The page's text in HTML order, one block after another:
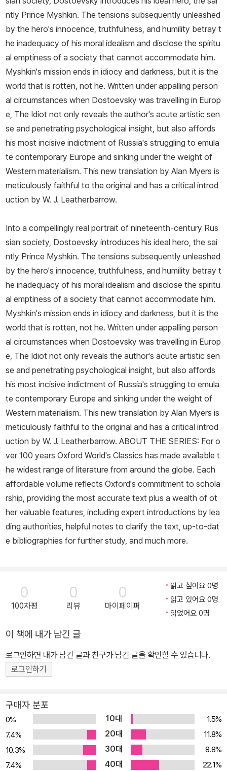
였던 미하일이 갑자기 사망한다. 1866년 잘못된 계약으로 급히 소설
을 완성해야 했던 작가는 속기사 안나 스니트키나를 고용하여 《도박
사》와 《죄와 벌》을 완성하고 이듬해 1867년 2월 속기사와 두 번째
로 결혼한다. 1867년 아내와 함께 4년이 넘는 기간 동안 유럽의 여
러 도시를 떠돌며 《백치》, 《영원한 남편》, 《악령》 등을 쓴다. 해외에
서 거주하는 동안 세 아이가 태어난다. 작가가 46세일 때 태어난 첫
달 소피야는 태어난 지 석 달 만에 사망한다. 작가에게 삶의 행복이 무
엇인지를 알게 해준 안나 스니트키나는 작가의 마지막 날까지 든든한
옆지기로 남는다. 1881년 1월 28일 《카라마조프가의 형제들》 2부를
구상하고 있던 도스토옙스키는 앓던 폐기종이 악화되어 숨을 거둔다.
1881년 2월 1일 장례식을 찾은 6만여명의 인파가 떠나는 작가의 마
지막을 지켜보았다. 도스토옙스키는 현재 상트페테르부르크 티흐빈
묘지에서 안식하고 있다. 대표작은 《가난한 사람들》, 《백야》, 《분
신》,《죽음의 집의 기록》, 《지하에서 쓴 회상록》, 《도박사》,《죄와
다.
ntly Prince Myshkin. The tensions subsequently unleashed
by the hero's innocence, truthfulness, and humility betray t
he inadequacy of his moral idealism and disclose the spiritu
al emptiness of a society that cannot accommodate him.
Myshkin's mission ends in idiocy and darkness, but it is the
world that is rotten, not he. Written under appalling person
al circumstances when Dostoevsky was travelling in Europ
e, The Idiot not only reveals the author's acute artistic sen
se and penetrating psychological insight, but also affords
his most incisive indictment of Russia's struggling to emula
te contemporary Europe and sinking under the weight of
Western materialism. This new translation by Alan Myers is
meticulously faithful to the original and has a critical introd
uction by W. J. Leatherbarrow.
Into a compellingly real portrait of nineteenth-century Rus
sian society, Dostoevsky introduces his ideal hero, the sai
ntly Prince Myshkin. The tensions subsequently unleashed
by the hero's innocence, truthfulness, and humility betray t
he inadequacy of his moral idealism and disclose the spiritu
al emptiness of a society that cannot accommodate him.
Myshkin's mission ends in idiocy and darkness, but it is the
world that is rotten, not he. Written under appalling person
al circumstances when Dostoevsky was travelling in Europ
e, The Idiot not only reveals the author's acute artistic sen
se and penetrating psychological insight, but also affords
his most incisive indictment of Russia's struggling to emula
te contemporary Europe and sinking under the weight of
Western materialism. This new translation by Alan Myers is
meticulously faithful to the original and has a critical introd
uction by W. J. Leatherbarrow. ABOUT THE SERIES: For o
ver 100 years Oxford World's Classics has made available t
he widest range of literature from around the globe. Each
affordable volume reflects Oxford's commitment to schola
rship, providing the most accurate text plus a wealth of ot
her valuable features, including expert introductions by lea
ding authorities, helpful notes to clarify the text, up-to-dat
e bibliographies for further study, and much more.
0
100자평
0
리뷰
0
마이페이퍼
읽고 싶어요 0명
읽고 있어요 0명
읽었어요 0명
이 책에 내가 남긴 글
로그인하면 내가 남긴 글과 친구가 남긴 글을 확인할 수 있습니다.
로그인하기
구매자 분포
0% 10대
1.5%
7.4%
20대
11.8%
10.3%
30대
8.8%
7.4%
40대
22.1%